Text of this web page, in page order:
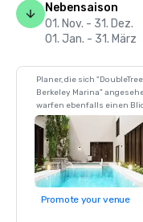
Nebensaison
01. Nov. - 31. Dez.
01. Jan. - 31. März
Planer, die sich
Berkeley Marina"
warfen ebenfalls einen
Promote your venue